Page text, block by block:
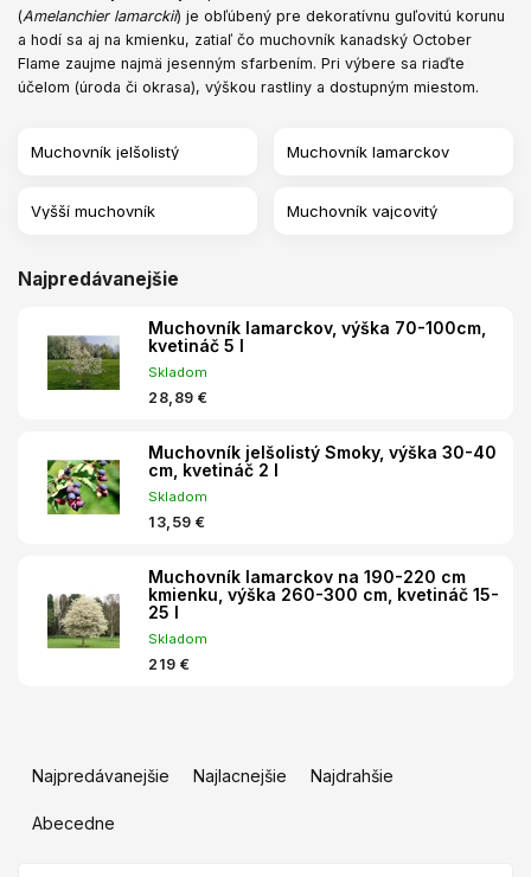
(Amelanchier lamarckii) je obľúbený pre dekoratívnu guľovitú korunu
a hodí sa aj na kmienku, zatiaľ čo muchovník kanadský October
Flame zaujme najmä jesenným sfarbením. Pri výbere sa riaďte
účelom (úroda či okrasa), výškou rastliny a dostupným miestom.
Muchovník jelšolistý Muchovník lamarckov
Vyšší muchovník Muchovník vajcovitý
Najpredávanejšie
Muchovník lamarckov, výška 70-100cm,
kvetináč 5 l
Skladom
28,89 €
Muchovník jelšolistý Smoky, výška 30-40
cm, kvetináč 2 l
Skladom
13,59 €
Muchovník lamarckov na 190-220 cm
kmienku, výška 260-300 cm, kvetináč 15-
25 l
Skladom
219 €
e
Najpredávanejšie Najlacnejšie Najdrahšie
Abecedne